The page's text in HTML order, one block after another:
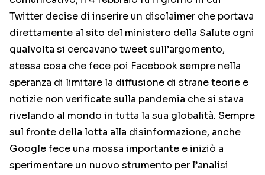
Twitter decise di inserire un disclaimer che portava
direttamente al sito del ministero della Salute ogni
qualvolta si cercavano tweet sull’argomento,
stessa cosa che fece poi Facebook sempre nella
speranza di limitare la diffusione di strane teorie e
notizie non verificate sulla pandemia che si stava
rivelando al mondo in tutta la sua globalità. Sempre
sul fronte della lotta alla disinformazione, anche
Google fece una mossa importante e iniziò a
sperimentare un nuovo strumento per l’analisi